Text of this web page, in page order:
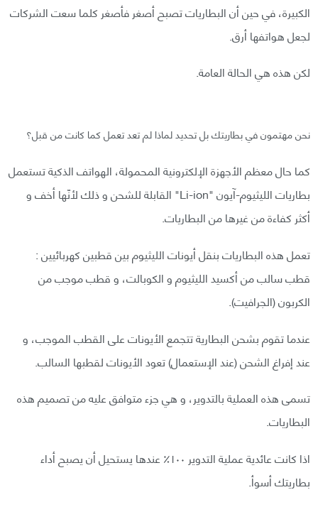
الكبيرة، في حين أن البطاريات تصبح أصغر فأصغر كلما سعت الشركات
لجعل هواتفها أرق.
لكن هذه هي الحالة العامة.
نحن مهتمون في بطاريتك بل تحديد لماذا لم تعد تعمل كما كانت من قبل؟
كما حال معظم الأجهزة الإلكترونية المحمولة، الهواتف الذكية تستعمل
بطاريات الليثيوم-آيون "Li-ion" القابلة للشحن و ذلك لأنّها أخف و
أكثر كفاءة من غيرها من البطاريات.
تعمل هذه البطاريات بنقل أيونات الليثيوم بين قطبين كهربائيين :
قطب سالب من أكسيد الليثيوم و الكوبالت، و قطب موجب من
الكربون (الجرافيت).
عندما تقوم بشحن البطارية تتجمع الأيونات على القطب الموجب، و
عند إفراغ الشحن (عند الإستعمال) تعود الأيونات لقطبها السالب.
تسمى هذه العملية بالتدوير، و هي جزء متوافق عليه من تصميم هذه
البطاريات.
اذا كانت عائدية عملية التدوير ١٠٠٪ عندها يستحيل أن يصبح أداء
بطاريتك أسوأ.